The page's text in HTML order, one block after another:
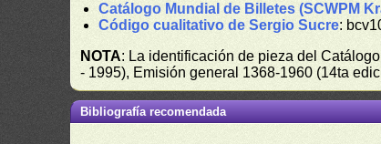
Catálogo Mundial de Billetes (SCWPM
Código cualitativo de Sergio Sucre:
NOTA: La identificación de pieza del
- 1995), Emisión general 1368-1960 (14ta
Bibliografía recomendada